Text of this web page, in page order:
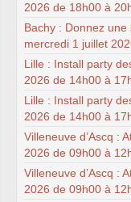
2026 de 18h00 à
Bachy : Donnez
mercredi 1 juillet
Lille : Install party
2026 de 14h00 à
Lille : Install party
2026 de 14h00 à
Villeneuve d’Ascq :
2026 de 09h00 à
Villeneuve d’Ascq :
2026 de 09h00 à